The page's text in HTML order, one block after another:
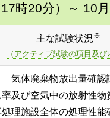
時20分） ～ 10
主な試験状況※
（アクティブ試験の項目及び
気体廃棄物放出量確認
及び空気中の放射性物
処理施設全体の処理性能